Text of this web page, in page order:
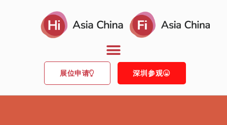
展位申请 深圳参观